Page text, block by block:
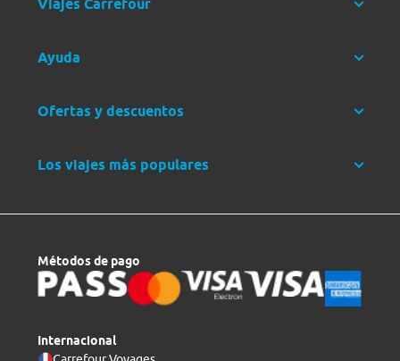
Viajes Carrefour
Ayuda
Ofertas y descuentos
Los viajes más populares
Métodos de pago
Internacional